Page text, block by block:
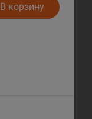
В корзину